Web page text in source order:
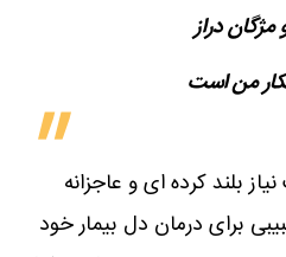
دراز
من است
بلند کرده ای و عاجزانه
برای درمان دل بیمار خود